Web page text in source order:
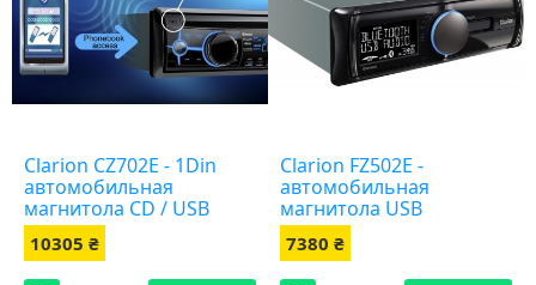
Clarion CZ702E - 1Din
автомобильная
магнитола CD / USB
10305 ₴
Clarion FZ502E -
автомобильная
магнитола USB
7380 ₴